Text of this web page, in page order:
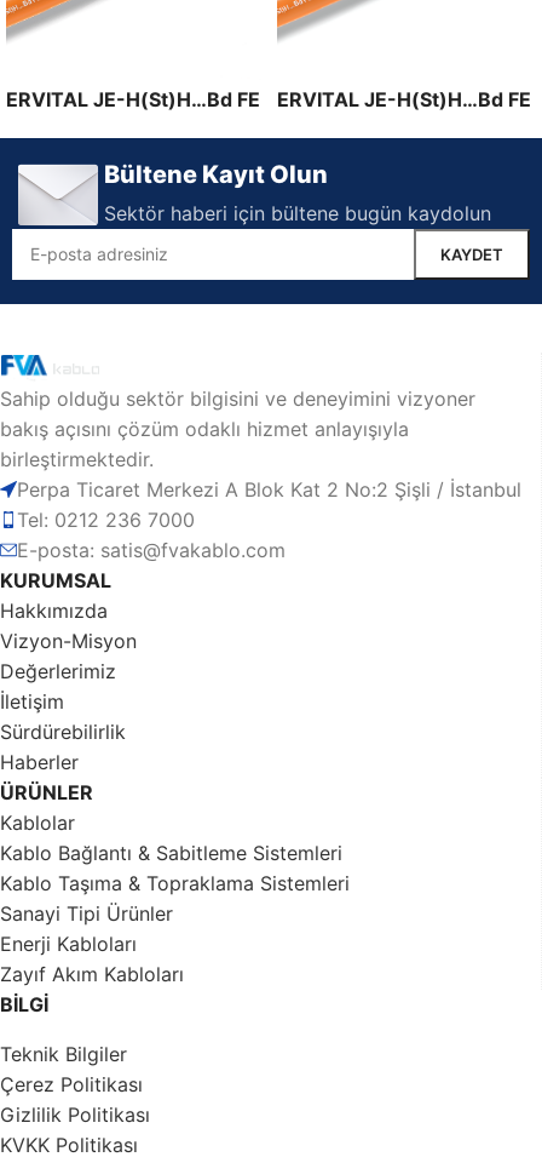
ERVITAL JE-H(St)H…Bd FE
ERVITAL JE-H(St)H…Bd FE
180 / PH 120 / E90
Bültene Kayıt Olun
Sektör haberi için bültene bugün kaydolun
Sahip olduğu sektör bilgisini ve deneyimini vizyoner
bakış açısını çözüm odaklı hizmet anlayışıyla
birleştirmektedir.
Perpa Ticaret Merkezi A Blok Kat 2 No:2 Şişli / İstanbul
Tel: 0212 236 7000
E-posta: satis@fvakablo.com
KURUMSAL
Hakkımızda
Vizyon-Misyon
Değerlerimiz
İletişim
Sürdürebilirlik
Haberler
ÜRÜNLER
Kablolar
Kablo Bağlantı & Sabitleme Sistemleri
Kablo Taşıma & Topraklama Sistemleri
Sanayi Tipi Ürünler
Enerji Kabloları
Zayıf Akım Kabloları
BİLGİ
Teknik Bilgiler
Çerez Politikası
Gizlilik Politikası
KVKK Politikası